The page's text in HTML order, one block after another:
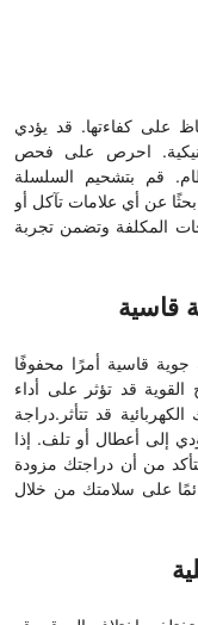
على كفاءتها. قد يؤدي
احرص على فحص
قم بتشحيم السلسلة
عن أي علامات تآكل أو
المكلفة وتضمن تجربة
قاسية أمرًا محفوفًا
القوية قد تؤثر على أداء
قد تتأثر.دراجة
إلى أعطال أو تلف. إذا
من أن دراجتك مزودة
على سلامتك من خلال